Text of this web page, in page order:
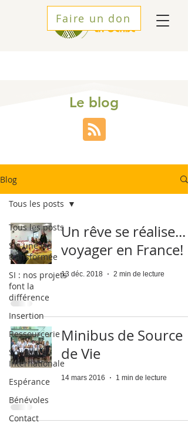
Faire un don
Le blog
Blog
Tous les posts
SI : une vie
transformée
SI : nos projets
font la
différence
Insertion
Ressourcerie
Solidarité
Internationale
Espérance
Bénévoles
Contact
Tous les posts
Un rêve se réalise...
voyager en France!
13 déc. 2018 2 min de lecture
Minibus de Source
de Vie
14 mars 2016 1 min de lecture